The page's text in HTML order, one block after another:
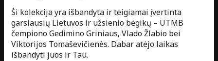
Ši kolekcija yra išbandyta ir teigiamai įvertinta
garsiausių Lietuvos ir užsienio bėgikų – UTMB
čempiono Gedimino Griniaus, Vlado Žlabio bei
Viktorijos Tomaševičienės. Dabar atėjo laikas
išbandyti juos ir Tau.